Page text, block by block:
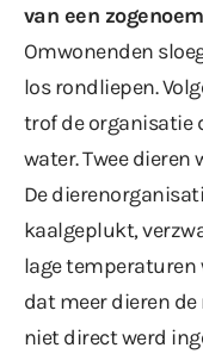
van een
Omwonenden
los rondliepen.
trof de organisatie
water. Twee
De
kaalgeplukt,
lage temperaturen
dat meer dieren
niet direct werd